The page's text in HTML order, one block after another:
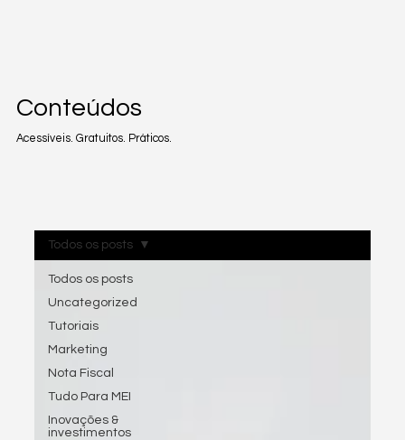
Conteúdos
Acessíveis. Gratuitos. Práticos.
Todos os posts
Uncategorized
Tutoriais
Marketing
Nota Fiscal
Tudo Para MEI
Inovações &
investimentos
Todos os posts